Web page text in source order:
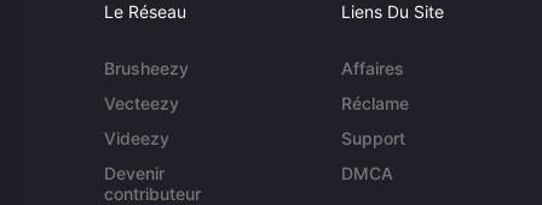
Le Réseau
Brusheezy
Vecteezy
Videezy
Devenir
contributeur
Liens Du Site
Affaires
Réclame
Support
DMCA